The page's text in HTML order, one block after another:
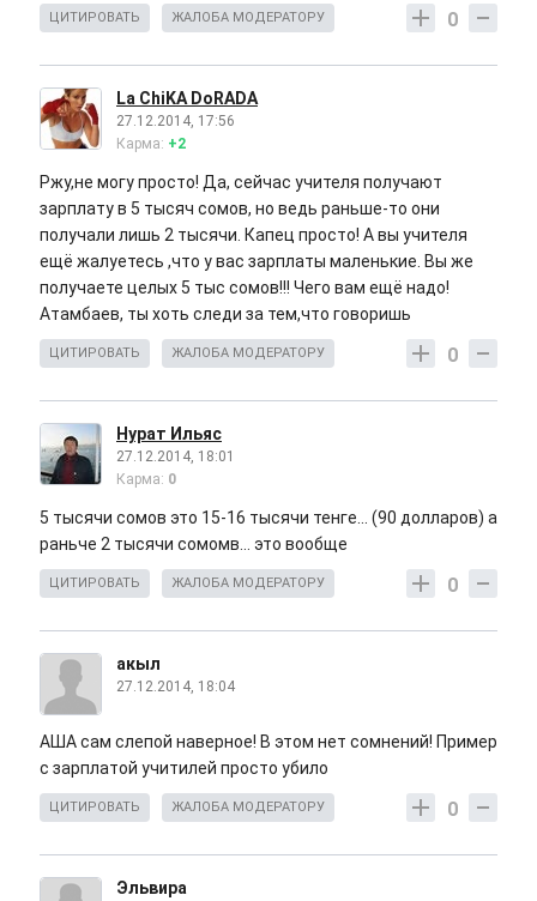
0
ЦИТИРОВАТЬ ЖАЛОБА МОДЕРАТОРУ
La ChiKA DoRADA
27.12.2014, 17:56
Карма: +2
Ржу,не могу просто! Да, сейчас учителя получают
зарплату в 5 тысяч сомов, но ведь раньше-то они
получали лишь 2 тысячи. Капец просто! А вы учителя
ещё жалуетесь ,что у вас зарплаты маленькие. Вы же
получаете целых 5 тыс сомов!!! Чего вам ещё надо!
Атамбаев, ты хоть следи за тем,что говоришь
0
ЦИТИРОВАТЬ ЖАЛОБА МОДЕРАТОРУ
Нурат Ильяс
27.12.2014, 18:01
Карма: 0
5 тысячи сомов это 15-16 тысячи тенге... (90 долларов) а
раньче 2 тысячи сомомв... это вообще
0
ЦИТИРОВАТЬ ЖАЛОБА МОДЕРАТОРУ
акыл
27.12.2014, 18:04
АША сам слепой наверное! В этом нет сомнений! Пример
с зарплатой учитилей просто убило
0
ЦИТИРОВАТЬ ЖАЛОБА МОДЕРАТОРУ
Эльвира